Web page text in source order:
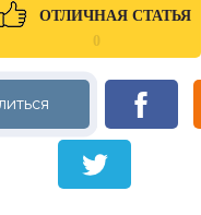
ОТЛИЧНАЯ СТАТЬЯ
0